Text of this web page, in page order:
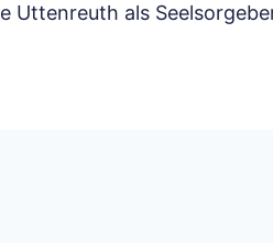
Uttenreuth als